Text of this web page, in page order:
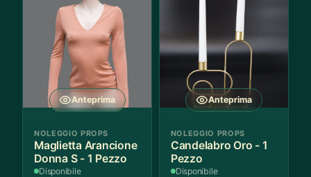
Anteprima
NOLEGGIO PROPS
Maglietta Arancione
Donna S - 1 Pezzo
Disponibile
Anteprima
NOLEGGIO PROPS
Candelabro Oro - 1
Pezzo
Disponibile